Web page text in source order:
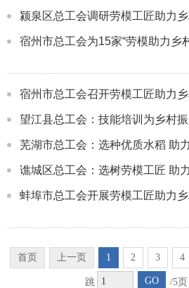
望江县总工会：技能培训为乡村
芜湖市总工会：选种优质水稻 助
谯城区总工会：选树劳模工匠 助
首页 上一页 1 2 3 4
跳 GO /5页